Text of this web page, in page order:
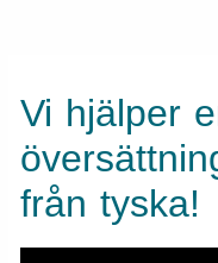
Vi hjälper
från tyska!